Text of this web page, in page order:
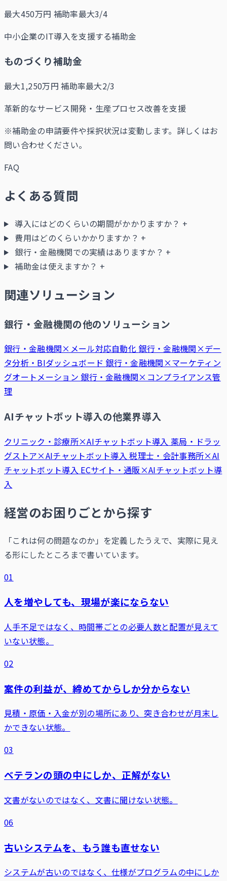
最大450万円 補助率最大3/4
中小企業のIT導入を支援する補助金
ものづくり補助金
最大1,250万円 補助率最大2/3
革新的なサービス開発・生産プロセス改善を支援
※補助金の申請要件や採択状況は変動します。詳しくはお
問い合わせください。
FAQ
よくある質問
導入にはどのくらいの期間がかかりますか？ +
費用はどのくらいかかりますか？ +
銀行・金融機関での実績はありますか？ +
補助金は使えますか？ +
関連ソリューション
銀行・金融機関の他のソリューション
銀行・金融機関×メール対応自動化 銀行・金融機関×デー
タ分析・BIダッシュボード 銀行・金融機関×マーケティン
グオートメーション 銀行・金融機関×コンプライアンス管
理
AIチャットボット導入の他業界導入
クリニック・診療所×AIチャットボット導入 薬局・ドラッ
グストア×AIチャットボット導入税理士・会計事務所×AI
チャットボット導入 ECサイト・通販×AIチャットボット導
入
経営のお困りごとから探す
「これは何の問題なのか」を定義したうえで、実際に見え
る形にしたところまで書いています。
01
人を増やしても、現場が楽にならない
人手不足ではなく、時間帯ごとの必要人数と配置が見えて
いない状態。
02
案件の利益が、締めてからしか分からない
見積・原価・入金が別の場所にあり、突き合わせが月末し
かできない状態。
03
ベテランの頭の中にしか、正解がない
文書がないのではなく、文書に聞けない状態。
06
古いシステムを、もう誰も直せない
システムが古いのではなく、仕様がプログラムの中にしか